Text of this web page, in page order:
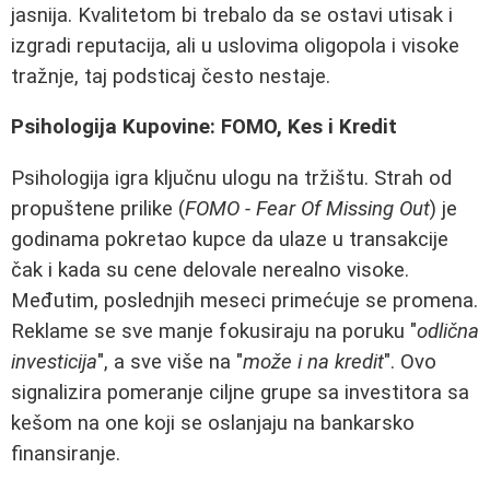
jasnija. Kvalitetom bi trebalo da se ostavi utisak i
izgradi reputacija, ali u uslovima oligopola i visoke
tražnje, taj podsticaj često nestaje.
Psihologija Kupovine: FOMO, Kes i Kredit
Psihologija igra ključnu ulogu na tržištu. Strah od
propuštene prilike (FOMO - Fear Of Missing Out) je
godinama pokretao kupce da ulaze u transakcije
čak i kada su cene delovale nerealno visoke.
Međutim, poslednjih meseci primećuje se promena.
Reklame se sve manje fokusiraju na poruku "odlična
investicija", a sve više na "može i na kredit". Ovo
signalizira pomeranje ciljne grupe sa investitora sa
kešom na one koji se oslanjaju na bankarsko
finansiranje.